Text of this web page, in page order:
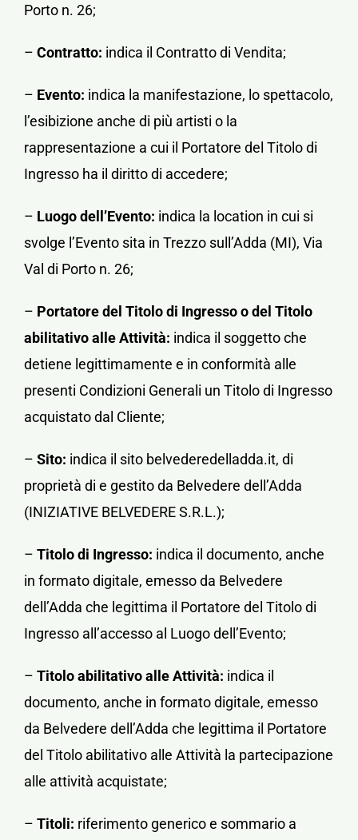
Porto n. 26;
– Contratto: indica il Contratto di Vendita;
– Evento: indica la manifestazione, lo spettacolo,
l’esibizione anche di più artisti o la
rappresentazione a cui il Portatore del Titolo di
Ingresso ha il diritto di accedere;
– Luogo dell’Evento: indica la location in cui si
svolge l’Evento sita in Trezzo sull’Adda (MI), Via
Val di Porto n. 26;
– Portatore del Titolo di Ingresso o del Titolo
abilitativo alle Attività: indica il soggetto che
detiene legittimamente e in conformità alle
presenti Condizioni Generali un Titolo di Ingresso
acquistato dal Cliente;
– Sito: indica il sito belvederedelladda.it, di
proprietà di e gestito da Belvedere dell’Adda
(INIZIATIVE BELVEDERE S.R.L.);
– Titolo di Ingresso: indica il documento, anche
in formato digitale, emesso da Belvedere
dell’Adda che legittima il Portatore del Titolo di
Ingresso all’accesso al Luogo dell’Evento;
– Titolo abilitativo alle Attività: indica il
documento, anche in formato digitale, emesso
da Belvedere dell’Adda che legittima il Portatore
del Titolo abilitativo alle Attività la partecipazione
alle attività acquistate;
– Titoli: riferimento generico e sommario a